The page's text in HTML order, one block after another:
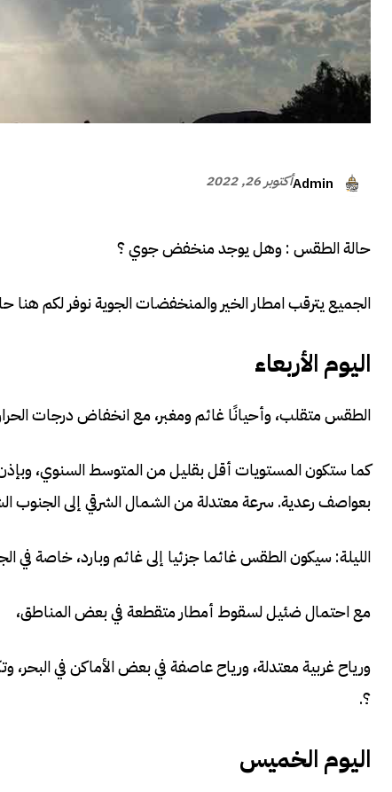
أكتوبر 26, 2022Admin
حالة الطقس : وهل يوجد منخفض جوي ؟
الجميع يترقب امطار الخير والمنخفضات الجوية نوفر لكم هنا
اليوم الأربعاء
الطقس متقلب، وأحيانًا غائم ومغبر، مع انخفاض درجات
كما ستكون المستويات أقل بقليل من المتوسط ​​السنوي،
بعواصف رعدية. سرعة معتدلة من الشمال الشرقي إلى الجنوب
الليلة: سيكون الطقس غائما جزئيا إلى غائم وبارد، خاصة في
مع احتمال ضئيل لسقوط أمطار متقطعة في بعض المناطق،
ورياح غربية معتدلة، ورياح عاصفة في بعض الأماكن في
؟.
اليوم الخميس